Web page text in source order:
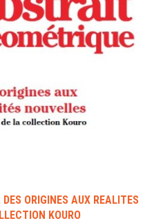
ORIGINES AUX RÉALITÉS
KOURO